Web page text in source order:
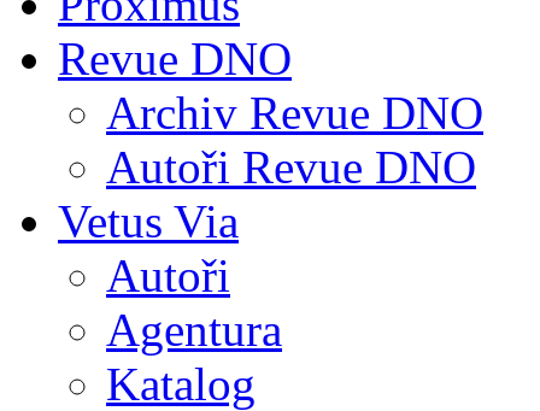
Revue DNO
Archiv Revue DNO
Autoři Revue DNO
Vetus Via
Autoři
Agentura
Katalog